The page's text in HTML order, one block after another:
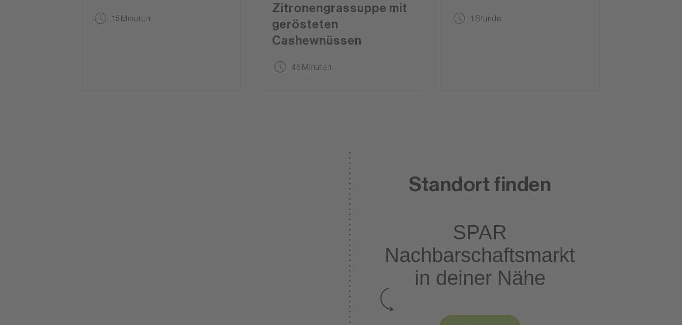
15 Minuten
Zitronengrassuppe mit
gerösteten
Cashewnüssen
45 Minuten
1 Stunde
Standort finden
SPAR
Nachbarschaftsmarkt
in deiner Nähe